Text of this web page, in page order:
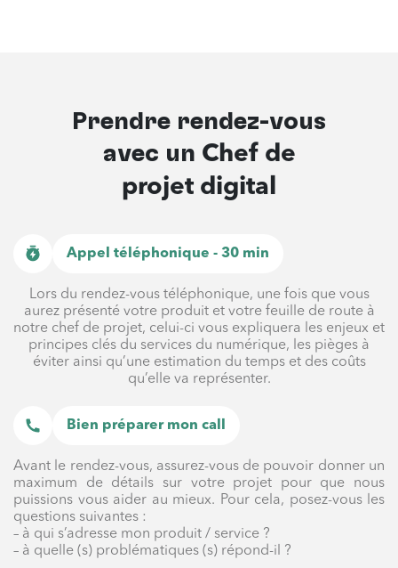
Prendre rendez-vous
avec un Chef de
projet digital
Appel téléphonique - 30 min
Lors du rendez-vous téléphonique, une fois que vous
aurez présenté votre produit et votre feuille de route à
notre chef de projet, celui-ci vous expliquera les enjeux et
principes clés du services du numérique, les pièges à
éviter ainsi qu’une estimation du temps et des coûts
qu’elle va représenter.
Bien préparer mon call
Avant le rendez-vous, assurez-vous de pouvoir donner un
maximum de détails sur votre projet pour que nous
puissions vous aider au mieux. Pour cela, posez-vous les
questions suivantes :
– à qui s’adresse mon produit / service ?
– à quelle (s) problématiques (s) répond-il ?